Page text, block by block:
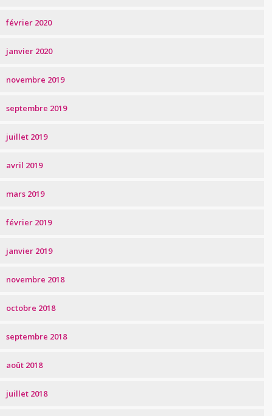
février 2020
janvier 2020
novembre 2019
septembre 2019
juillet 2019
avril 2019
mars 2019
février 2019
janvier 2019
novembre 2018
octobre 2018
septembre 2018
août 2018
juillet 2018